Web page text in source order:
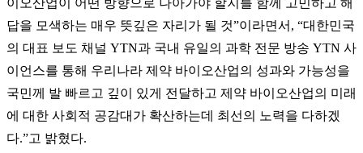
답을 모색하는 매우 뜻깊은 자리가 될 것”이라면서, “대한민국
의 대표 보도 채널 YTN과 국내 유일의 과학 전문 방송 YTN 사
이언스를 통해 우리나라 제약 바이오산업의 성과와 가능성을
국민께 발 빠르고 깊이 있게 전달하고 제약 바이오산업의 미래
에 대한 사회적 공감대가 확산하는데 최선의 노력을 다하겠
다.”고 밝혔다.